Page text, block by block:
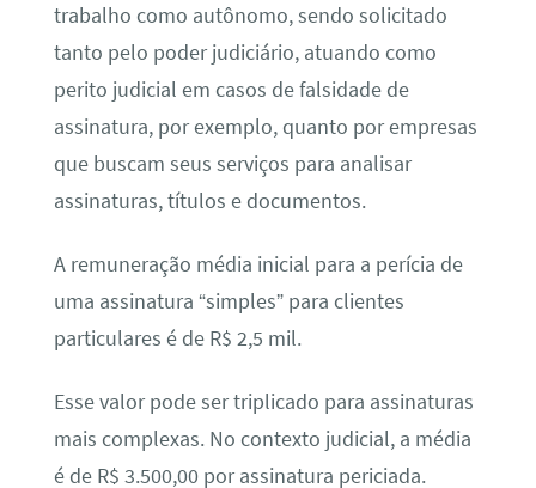
trabalho como autônomo, sendo solicitado
tanto pelo poder judiciário, atuando como
perito judicial em casos de falsidade de
assinatura, por exemplo, quanto por empresas
que buscam seus serviços para analisar
assinaturas, títulos e documentos.
A remuneração média inicial para a perícia de
uma assinatura “simples” para clientes
particulares é de R$ 2,5 mil.
Esse valor pode ser triplicado para assinaturas
mais complexas. No contexto judicial, a média
é de R$ 3.500,00 por assinatura periciada.